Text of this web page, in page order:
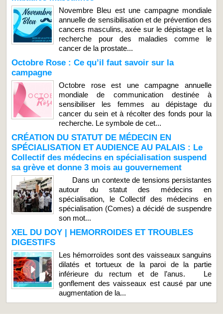
Novembre Bleu est une campagne mondiale
annuelle de sensibilisation et de prévention des
cancers masculins, axée sur le dépistage et la
recherche pour des maladies comme le
cancer de la prostate...
Octobre Rose : Ce qu’il faut savoir sur la
campagne
Octobre rose est une campagne annuelle
mondiale de communication destinée à
sensibiliser les femmes au dépistage du
cancer du sein et à récolter des fonds pour la
recherche. Le symbole de cet...
CRÉATION DU STATUT DE MÉDECIN EN
SPÉCIALISATION ET AUDIENCE AU PALAIS : Le
Collectif des médecins en spécialisation suspend
sa grève et donne 3 mois au gouvernement
Dans un contexte de tensions persistantes
autour du statut des médecins en
spécialisation, le Collectif des médecins en
spécialisation (Comes) a décidé de suspendre
son mot...
XEL DU DOY | HEMORROIDES ET TROUBLES
DIGESTIFS
Les hémorroïdes sont des vaisseaux sanguins
dilatés et tortueux de la paroi de la partie
inférieure du rectum et de l’anus. Le
gonflement des vaisseaux est causé par une
augmentation de la...